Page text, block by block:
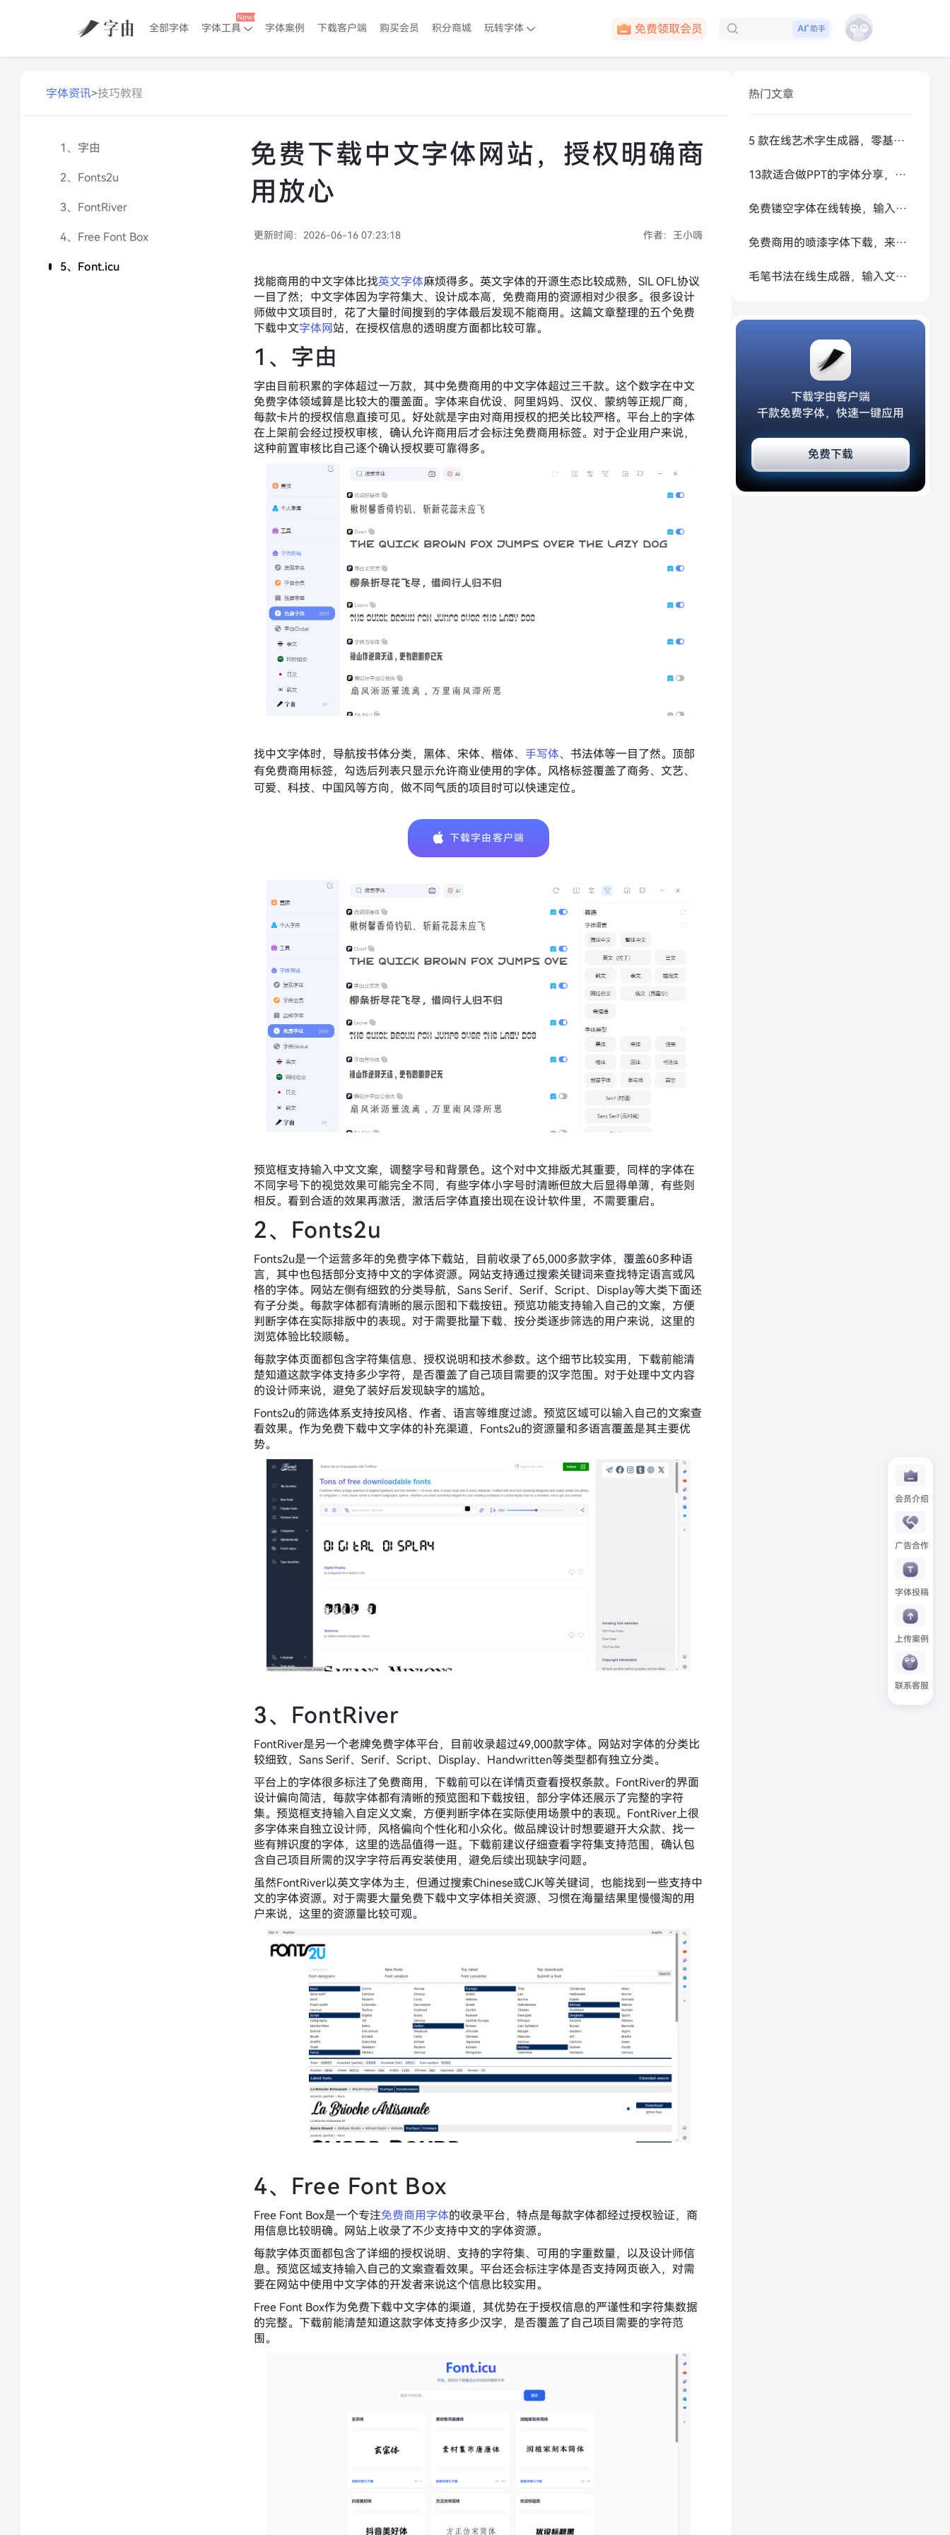
全部字体 字体工具 字体案例 下载客户端 购买会员 积分商城 玩转字体
免费领取会员
助手
会员介绍
广告合作
字体投稿
上传案例
联系客服
字体资讯>技巧教程
1、字由
2、Fonts2u
3、FontRiver
4、Free Font Box
5、Font.icu
免费下载中文字体网站，授权明确商
用放心
更新时间： 2026-06-16 07:23:18 作者： 王小嗨
找能商用的中文字体比找英文字体麻烦得多。英文字体的开源生态比较成熟，SIL OFL协议
一目了然；中文字体因为字符集大、设计成本高，免费商用的资源相对少很多。很多设计
师做中文项目时，花了大量时间搜到的字体最后发现不能商用。这篇文章整理的五个免费
下载中文字体网站，在授权信息的透明度方面都比较可靠。
1、字由
字由目前积累的字体超过一万款，其中免费商用的中文字体超过三千款。这个数字在中文
免费字体领域算是比较大的覆盖面。字体来自优设、阿里妈妈、汉仪、蒙纳等正规厂商，
每款卡片的授权信息直接可见。好处就是字由对商用授权的把关比较严格。平台上的字体
在上架前会经过授权审核，确认允许商用后才会标注免费商用标签。对于企业用户来说，
这种前置审核比自己逐个确认授权要可靠得多。
找中文字体时，导航按书体分类，黑体、宋体、楷体、 手写体、书法体等一目了然。顶部
有免费商用标签，勾选后列表只显示允许商业使用的字体。风格标签覆盖了商务、文艺、
可爱、科技、中国风等方向，做不同气质的项目时可以快速定位。
下载字由客户端
预览框支持输入中文文案，调整字号和背景色。这个对中文排版尤其重要，同样的字体在
不同字号下的视觉效果可能完全不同，有些字体小字号时清晰但放大后显得单薄，有些则
相反。看到合适的效果再激活，激活后字体直接出现在设计软件里，不需要重启。
2、Fonts2u
Fonts2u是一个运营多年的免费字体下载站，目前收录了65,000多款字体，覆盖60多种语
言，其中也包括部分支持中文的字体资源。网站支持通过搜索关键词来查找特定语言或风
格的字体。网站左侧有细致的分类导航，Sans Serif、Serif、Script、Display等大类下面还
有子分类。每款字体都有清晰的展示图和下载按钮。预览功能支持输入自己的文案，方便
判断字体在实际排版中的表现。对于需要批量下载、按分类逐步筛选的用户来说，这里的
浏览体验比较顺畅。
每款字体页面都包含字符集信息、授权说明和技术参数。这个细节比较实用，下载前能清
楚知道这款字体支持多少字符，是否覆盖了自己项目需要的汉字范围。对于处理中文内容
的设计师来说，避免了装好后发现缺字的尴尬。
Fonts2u的筛选体系支持按风格、作者、语言等维度过滤。预览区域可以输入自己的文案查
看效果。作为免费下载中文字体的补充渠道，Fonts2u的资源量和多语言覆盖是其主要优
势。
3、FontRiver
FontRiver是另一个老牌免费字体平台，目前收录超过49,000款字体。网站对字体的分类比
较细致，Sans Serif、Serif、Script、Display、Handwritten等类型都有独立分类。
平台上的字体很多标注了免费商用，下载前可以在详情页查看授权条款。FontRiver的界面
设计偏向简洁，每款字体都有清晰的预览图和下载按钮，部分字体还展示了完整的字符
集。预览框支持输入自定义文案，方便判断字体在实际使用场景中的表现。FontRiver上很
多字体来自独立设计师，风格偏向个性化和小众化。做品牌设计时想要避开大众款、找一
些有辨识度的字体，这里的选品值得一逛。下载前建议仔细查看字符集支持范围，确认包
含自己项目所需的汉字字符后再安装使用，避免后续出现缺字问题。
虽然FontRiver以英文字体为主，但通过搜索Chinese或CJK等关键词，也能找到一些支持中
文的字体资源。对于需要大量免费下载中文字体相关资源、习惯在海量结果里慢慢淘的用
户来说，这里的资源量比较可观。
4、Free Font Box
Free Font Box是一个专注免费商用字体的收录平台，特点是每款字体都经过授权验证，商
用信息比较明确。网站上收录了不少支持中文的字体资源。
每款字体页面都包含了详细的授权说明、支持的字符集、可用的字重数量，以及设计师信
息。预览区域支持输入自己的文案查看效果。平台还会标注字体是否支持网页嵌入，对需
要在网站中使用中文字体的开发者来说这个信息比较实用。
Free Font Box作为免费下载中文字体的渠道，其优势在于授权信息的严谨性和字符集数据
的完整。下载前能清楚知道这款字体支持多少汉字，是否覆盖了自己项目需要的字符范
围。
热门文章
5 款在线艺术字生成器，零基础做高级感标题
13款适合做PPT的字体分享，让你的PPT更好看
免费镂空字体在线转换，输入文字秒生成可复制空心艺术字
免费商用的喷漆字体下载，来试试让 AI 帮你生成
毛笔书法在线生成器，输入文字秒变书法大家
下载字由客户端
千款免费字体，快速一键应用
免费下载